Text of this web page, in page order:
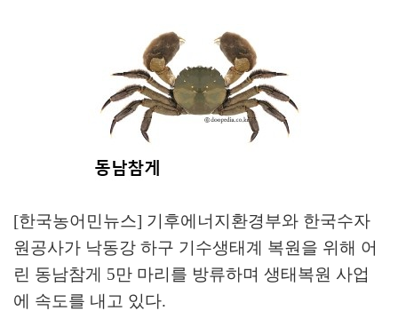
[한국농어민뉴스] 기후에너지환경부와 한국수자
원공사가 낙동강 하구 기수생태계 복원을 위해 어
린 동남참게 5만 마리를 방류하며 생태복원 사업
에 속도를 내고 있다.